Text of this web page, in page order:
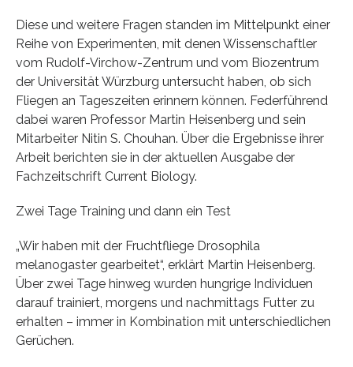
Diese und weitere Fragen standen im Mittelpunkt einer
Reihe von Experimenten, mit denen Wissenschaftler
vom Rudolf-Virchow-Zentrum und vom Biozentrum
der Universität Würzburg untersucht haben, ob sich
Fliegen an Tageszeiten erinnern können. Federführend
dabei waren Professor Martin Heisenberg und sein
Mitarbeiter Nitin S. Chouhan. Über die Ergebnisse ihrer
Arbeit berichten sie in der aktuellen Ausgabe der
Fachzeitschrift Current Biology.
Zwei Tage Training und dann ein Test
„Wir haben mit der Fruchtfliege Drosophila
melanogaster gearbeitet“, erklärt Martin Heisenberg.
Über zwei Tage hinweg wurden hungrige Individuen
darauf trainiert, morgens und nachmittags Futter zu
erhalten – immer in Kombination mit unterschiedlichen
Gerüchen.